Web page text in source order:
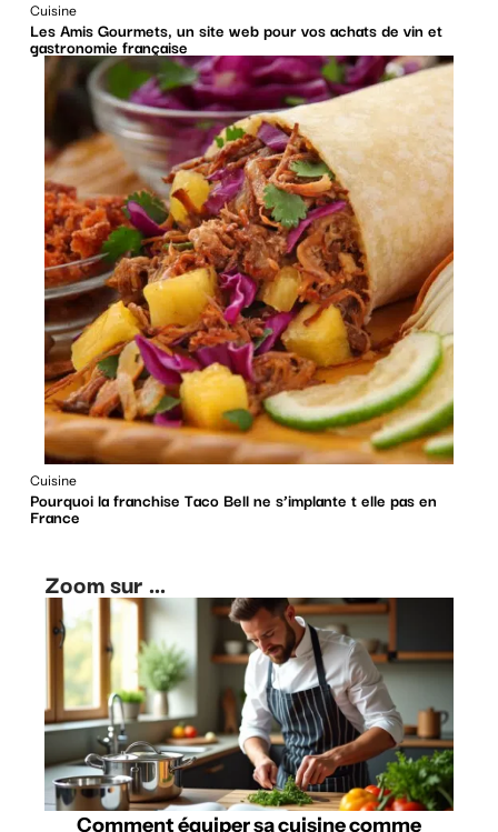
Cuisine
Les Amis Gourmets, un site web pour vos achats de vin et
gastronomie française
Cuisine
Pourquoi la franchise Taco Bell ne s’implante t elle pas en
France
Zoom sur ...
Comment équiper sa cuisine comme